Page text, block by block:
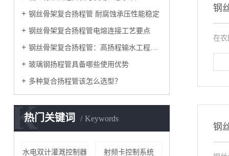
钢丝骨架复合扬程管 耐腐蚀承压性能稳定
钢丝骨架复合扬程管电熔连接工艺要点
钢丝骨架复合扬程管：高扬程输水工程的优选管材
玻璃钢扬程管具备哪些使用优势
多种复合扬程管该怎么选型？
热门关键词 Keywords
K
水电双计灌溉控制器 射频卡控制系统
钢
在农
钢